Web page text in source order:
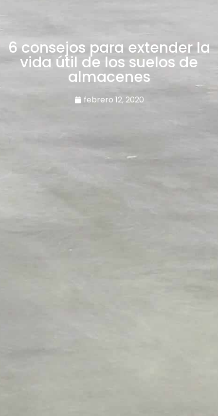
6 consejos para extender la
vida útil de los suelos de
almacenes
febrero 12, 2020